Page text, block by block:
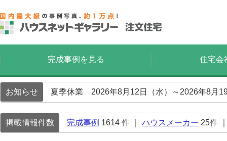
完成事例を見る 住宅会
お知らせ 夏季休業 2026年8月12日（水）～2026年8月
掲載情報件数 完成事例 1614 件 ｜ ハウスメーカー 25件